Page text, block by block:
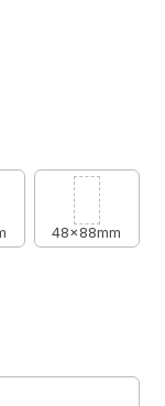
48x88mm